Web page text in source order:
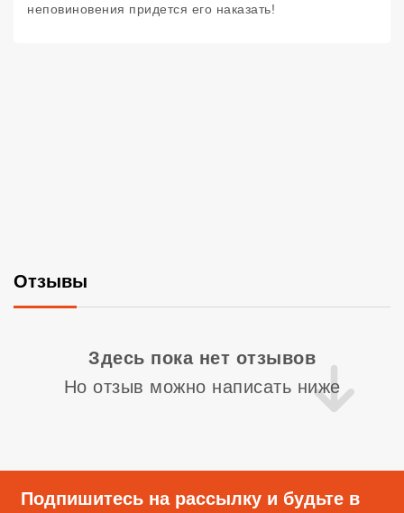
неповиновения придется его наказать!
Отзывы
Здесь пока нет отзывов
Но отзыв можно написать ниже
Подпишитесь на рассылку и будьте в